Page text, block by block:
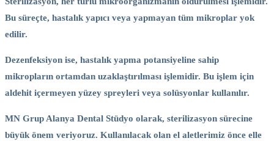
Bu süreçte, hastalık yapıcı veya yapmayan tüm mikroplar yok
edilir.
Dezenfeksiyon ise, hastalık yapma potansiyeline sahip
mikropların ortamdan uzaklaştırılması işlemidir. Bu işlem için
aldehit içermeyen yüzey spreyleri veya solüsyonlar kullanılır.
MN Grup Alanya Dental Stüdyo olarak, sterilizasyon sürecine
büyük önem veriyoruz. Kullanılacak olan el aletlerimiz önce elle